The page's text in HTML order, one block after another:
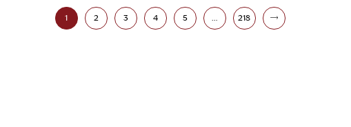
1 2 3 4 5 218